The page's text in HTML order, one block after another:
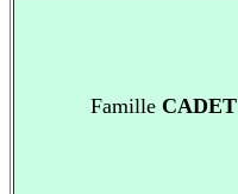
FamilleCADET